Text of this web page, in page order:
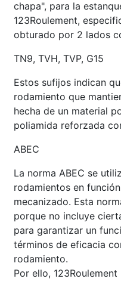
chapa", para la
123Roulement,
obturado por 2 lados
TN9, TVH, TVP, G15
Estos sufijos indican
rodamiento que
hecha de un material
poliamida reforzada
ABEC
La norma ABEC se
rodamientos en
mecanizado. Esta
porque no incluye
para garantizar un
términos de eficacia
rodamiento.
Por ello,